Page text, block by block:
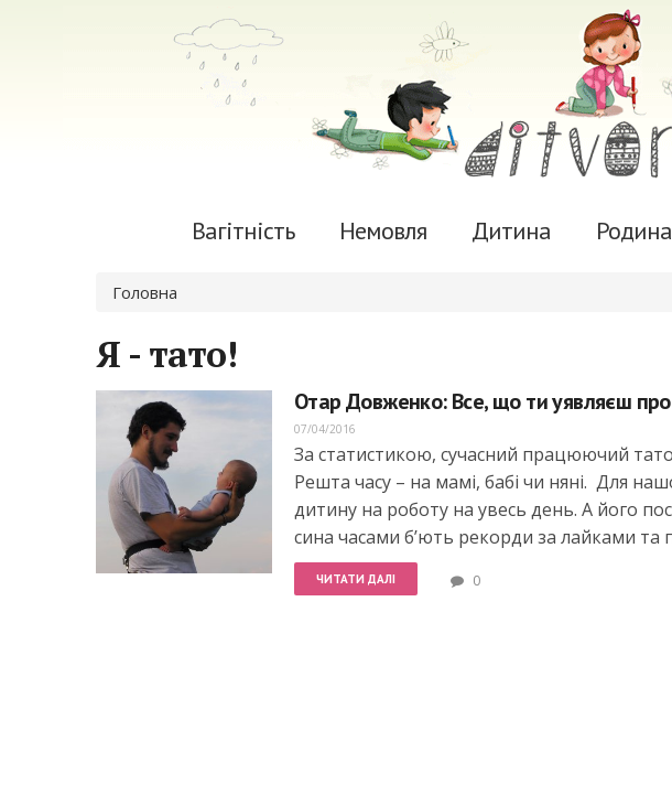
Вагітність Немовля Дитина Родина
Ви є тут
Головна
Я - тато!
Отар Довженко: Все, що ти уявляєш
07/04/2016
За статистикою, сучасний працюючий
Решта часу – на мамі, бабі чи няні. Для
дитину на роботу на увесь день. А його
сина часами б’ють рекорди за лайками
ЧИТАТИ ДАЛІ 0